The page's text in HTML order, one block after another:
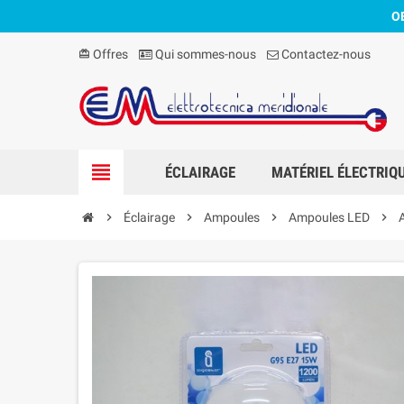
card_giftcard Offres Qui sommes-nous Contactez-nous
view_headline ÉCLAIRAGE MATÉRIEL
chevron_right Éclairage chevron_right Ampoules chevron_right Ampoules LED chevron_right